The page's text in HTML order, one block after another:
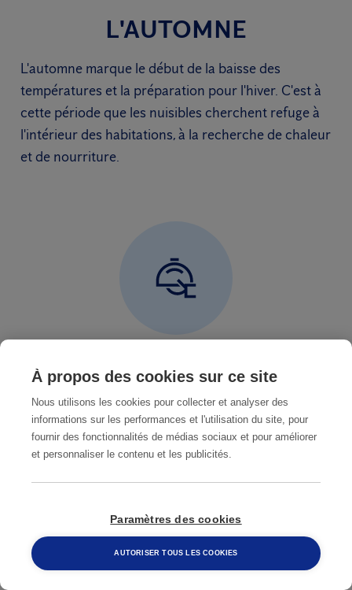
L'AUTOMNE
L'automne marque le début de la baisse des
températures et la préparation pour l'hiver. C'est à
cette période que les nuisibles cherchent refuge à
l'intérieur des habitations, à la recherche de chaleur
et de nourriture.
L'HIVER
L'hiver est une période difficile pour de nombreux
animaux, y compris les rongeurs. Les températures
froides et les conditions météorologiques
trouver chaleur et nourriture. Les rongeurs
deviennent particulièrement actifs pendant cette
saison, ce qui en fait la saison des rongeurs par
À propos des cookies sur ce site
Nous utilisons les cookies pour collecter et analyser des
informations sur les performances et l'utilisation du site, pour
fournir des fonctionnalités de médias sociaux et pour améliorer
et personnaliser le contenu et les publicités.
Paramètres des cookies
AUTORISER TOUS LES COOKIES